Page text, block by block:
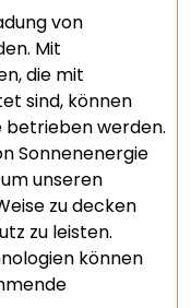
von
Mit
die mit
sind, können
betrieben werden.
Sonnenenergie
unseren
zu decken
zu leisten.
können